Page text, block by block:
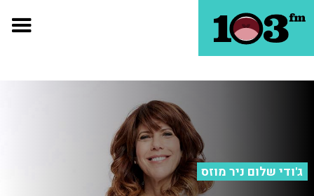
ג'ודי שלום ניר מוזס